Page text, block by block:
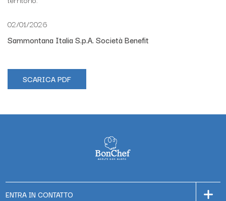
02/01/2026
Sammontana Italia S.p.A. Società Benefit
SCARICA PDF
ENTRA IN CONTATTO